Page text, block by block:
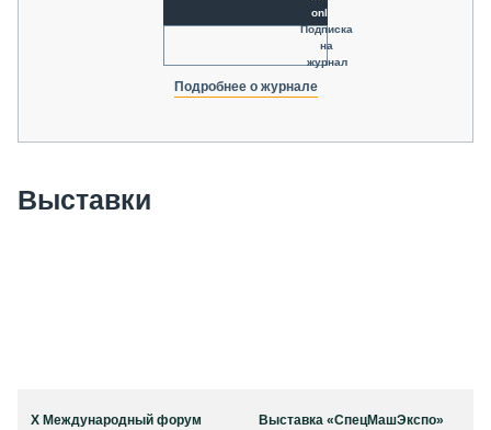
online
Подписка
на
журнал
Подробнее о журнале
Выставки
X Международный форум
Выставка «СпецМашЭкспо»